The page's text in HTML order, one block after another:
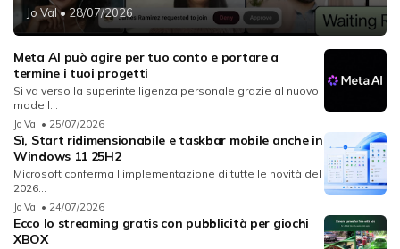
Jo Val• 28/07/2026
Meta AI può agire per tuo conto e portare a
termine i tuoi progetti
Si va verso la superintelligenza personale grazie al nuovo
modell...
Jo Val • 25/07/2026
Sì, Start ridimensionabile e taskbar mobile anche in
Windows 11 25H2
Microsoft conferma l'implementazione di tutte le novità del
2026...
Jo Val • 24/07/2026
Ecco lo streaming gratis con pubblicità per giochi
XBOX